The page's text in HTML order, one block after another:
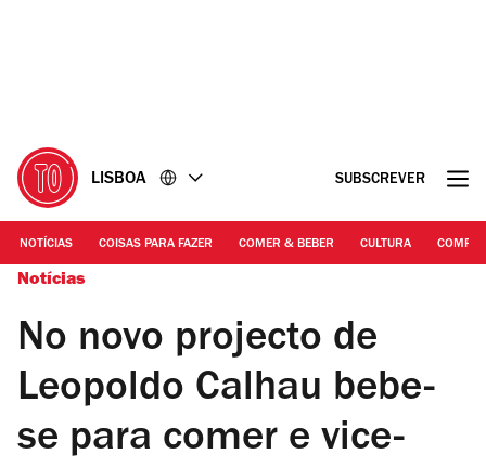
LISBOA SUBSCREVER
NOTÍCIAS COISAS PARA FAZER COMER & BEBER CULTURA
Notícias
No novo projecto de
Leopoldo Calhau bebe-
se para comer e vice-